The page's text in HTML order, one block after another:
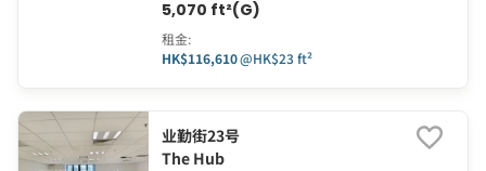
5,070 ft²(G)
租金:
HK$116,610@HK$23 ft²
业勤街23号
The Hub